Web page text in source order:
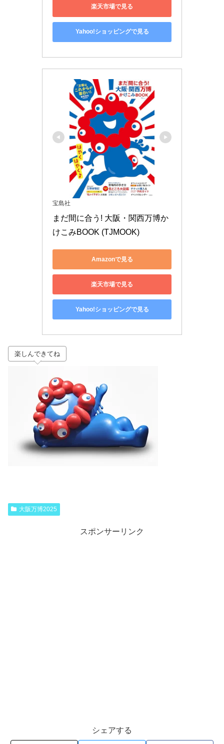
楽天市場で見る
Yahoo!ショッピングで見る
宝島社
まだ間に合う! 大阪・関西万博か
けこみBOOK (TJMOOK)
Amazonで見る
楽天市場で見る
Yahoo!ショッピングで見る
楽しんできてね
大阪万博2025
スポンサーリンク
シェアする